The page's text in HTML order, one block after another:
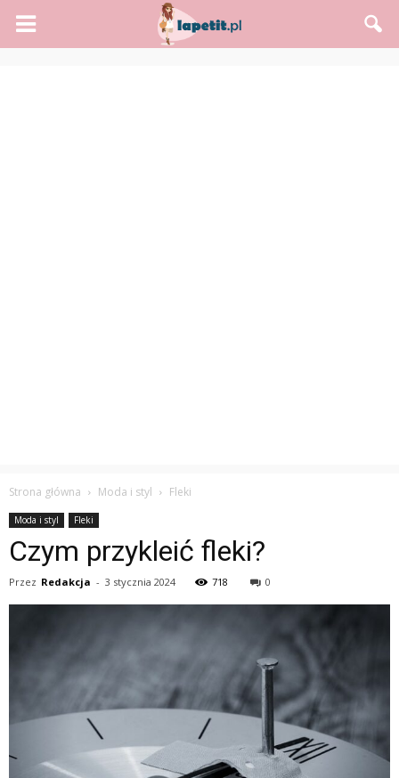
Strona główna Moda i styl Fleki
Moda i styl Fleki
Czym przykleić fleki?
Przez Redakcja - 3 stycznia 2024 718 0